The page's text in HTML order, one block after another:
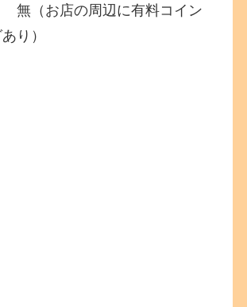
（お店の周辺に有料コイン
り）